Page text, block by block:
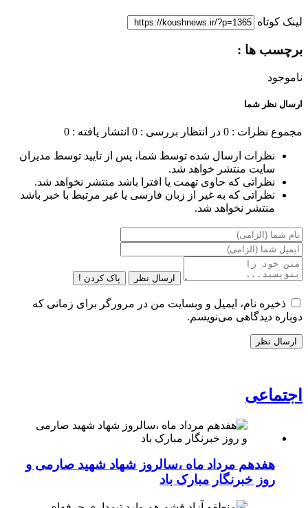
لینک کوتاه
برچسب ها :
ناموجود
ارسال نظر شما
مجموع نظرات : 0 در انتظار بررسی : 0 انتشار یافته : 0
نظرات ارسال شده توسط شما، پس از تایید توسط مدیران
سایت منتشر خواهد شد.
نظراتی که حاوی تهمت یا افترا باشد منتشر نخواهد شد.
نظراتی که به غیر از زبان فارسی یا غیر مرتبط با خبر باشد
منتشر نخواهد شد.
ارسال نظر پاک کردن !
ذخیره نام، ایمیل و وبسایت من در مرورگر برای زمانی که
دوباره دیدگاهی می‌نویسم.
اجتماعی
هفدهم مرداد ماه ،سالروز شهاد شهید صارمی و
روز خبرنگار مبارک باد